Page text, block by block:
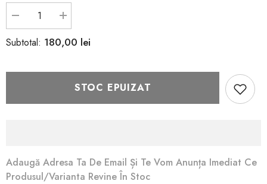
Reduceți
cantitatea
pentru
Portofel
906
Creșteți
cantitatea
pentru
Portofel
906
Subtotal: 180,00 lei
STOC EPUIZAT
Adaugă Adresa Ta De Email Și Te Vom Anunța Imediat Ce
Produsul/varianta Revine În Stoc